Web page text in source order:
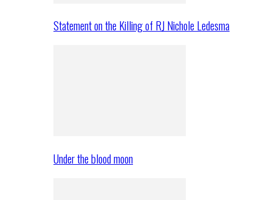
Statement on the Killing of RJ Nichole Ledesma
Under the blood moon